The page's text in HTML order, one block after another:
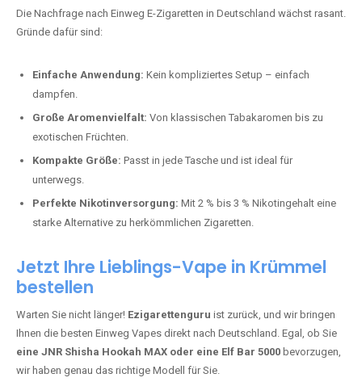
Die Nachfrage nach Einweg E-Zigaretten in Deutschland wächst rasant.
Gründe dafür sind:
Einfache Anwendung: Kein kompliziertes Setup – einfach
dampfen.
Große Aromenvielfalt: Von klassischen Tabakaromen bis zu
exotischen Früchten.
Kompakte Größe: Passt in jede Tasche und ist ideal für
unterwegs.
Perfekte Nikotinversorgung: Mit 2 % bis 3 % Nikotingehalt eine
starke Alternative zu herkömmlichen Zigaretten.
Jetzt Ihre Lieblings-Vape in Krümmel
bestellen
Warten Sie nicht länger! Ezigarettenguru ist zurück, und wir bringen
Ihnen die besten Einweg Vapes direkt nach Deutschland. Egal, ob Sie
eine JNR Shisha Hookah MAX oder eine Elf Bar 5000 bevorzugen,
wir haben genau das richtige Modell für Sie.